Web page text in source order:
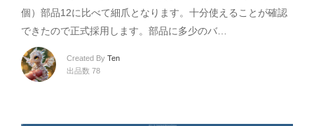
個）部品12に比べて細爪となります。十分使えることが確認
できたので正式採用します。部品に多少のバ…
Created By Ten
出品数 78